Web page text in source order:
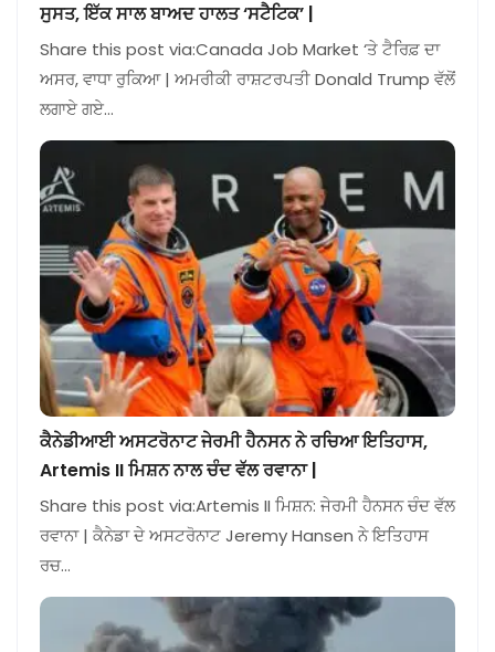
ਸੁਸਤ, ਇੱਕ ਸਾਲ ਬਾਅਦ ਹਾਲਤ ‘ਸਟੈਟਿਕ’ |
Share this post via:Canada Job Market ‘ਤੇ ਟੈਰਿਫ਼ ਦਾ
ਅਸਰ, ਵਾਧਾ ਰੁਕਿਆ | ਅਮਰੀਕੀ ਰਾਸ਼ਟਰਪਤੀ Donald Trump ਵੱਲੋਂ
ਲਗਾਏ ਗਏ…
ਕੈਨੇਡੀਆਈ ਅਸਟਰੋਨਾਟ ਜੇਰਮੀ ਹੈਨਸਨ ਨੇ ਰਚਿਆ ਇਤਿਹਾਸ,
Artemis II ਮਿਸ਼ਨ ਨਾਲ ਚੰਦ ਵੱਲ ਰਵਾਨਾ |
Share this post via:Artemis II ਮਿਸ਼ਨ: ਜੇਰਮੀ ਹੈਨਸਨ ਚੰਦ ਵੱਲ
ਰਵਾਨਾ | ਕੈਨੇਡਾ ਦੇ ਅਸਟਰੋਨਾਟ Jeremy Hansen ਨੇ ਇਤਿਹਾਸ
ਰਚ…